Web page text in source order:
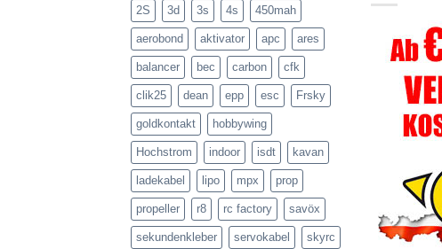
2S 3d 3s 4s 450mah
aerobond aktivator apc ares
balancer bec carbon cfk
clik25 dean epp esc Frsky
goldkontakt hobbywing
Hochstrom indoor isdt kavan
ladekabel lipo mpx prop
propeller r8 rc factory savöx
sekundenkleber servokabel skyrc